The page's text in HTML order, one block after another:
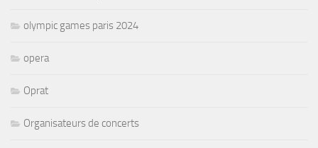
olympic games paris 2024
opera
Oprat
Organisateurs de concerts